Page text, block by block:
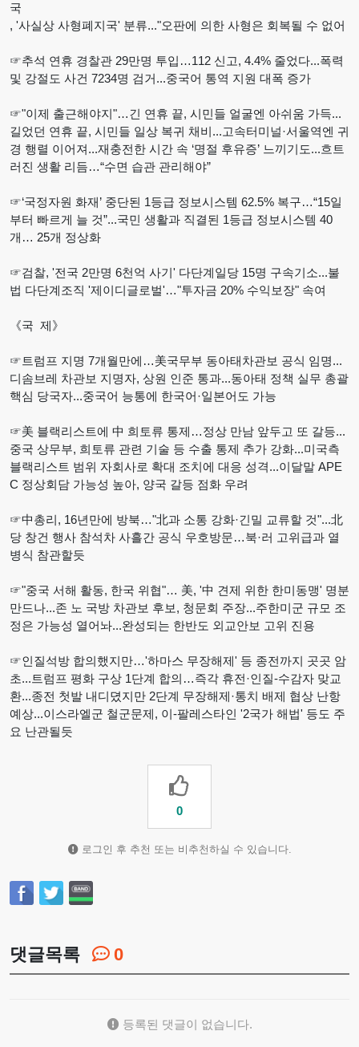
국
, '사실상 사형폐지국' 분류..."오판에 의한 사형은 회복될 수 없어
☞추석 연휴 경찰관 29만명 투입…112 신고, 4.4% 줄었다...폭력
및 강절도 사건 7234명 검거...중국어 통역 지원 대폭 증가
☞"이제 출근해야지"…긴 연휴 끝, 시민들 얼굴엔 아쉬움 가득...
길었던 연휴 끝, 시민들 일상 복귀 채비...고속터미널·서울역엔 귀
경 행렬 이어져...재충전한 시간 속 ‘명절 후유증’ 느끼기도...흐트
러진 생활 리듬…“수면 습관 관리해야”
☞‘국정자원 화재’ 중단된 1등급 정보시스템 62.5% 복구…“15일
부터 빠르게 늘 것”...국민 생활과 직결된 1등급 정보시스템 40
개… 25개 정상화
☞검찰, '전국 2만명 6천억 사기' 다단계일당 15명 구속기소...불
법 다단계조직 '제이디글로벌'…"투자금 20% 수익보장" 속여
《국 제》
☞트럼프 지명 7개월만에…美국무부 동아태차관보 공식 임명...
디솜브레 차관보 지명자, 상원 인준 통과...동아태 정책 실무 총괄
핵심 당국자...중국어 능통에 한국어·일본어도 가능
☞美 블랙리스트에 中 희토류 통제…정상 만남 앞두고 또 갈등...
중국 상무부, 희토류 관련 기술 등 수출 통제 추가 강화...미국측
블랙리스트 범위 자회사로 확대 조치에 대응 성격...이달말 APE
C 정상회담 가능성 높아, 양국 갈등 점화 우려
☞中총리, 16년만에 방북…"北과 소통 강화·긴밀 교류할 것"...北
당 창건 행사 참석차 사흘간 공식 우호방문…북·러 고위급과 열
병식 참관할듯
☞"중국 서해 활동, 한국 위협"… 美, '中 견제 위한 한미동맹' 명분
만드나...존 노 국방 차관보 후보, 청문회 주장...주한미군 규모 조
정은 가능성 열어놔...완성되는 한반도 외교안보 고위 진용
☞인질석방 합의했지만…'하마스 무장해제' 등 종전까지 곳곳 암
초...트럼프 평화 구상 1단계 합의…즉각 휴전·인질-수감자 맞교
환...종전 첫발 내디뎠지만 2단계 무장해제·통치 배제 협상 난항
예상...이스라엘군 철군문제, 이-팔레스타인 '2국가 해법' 등도 주
요 난관될듯
0
로그인 후 추천 또는 비추천하실 수 있습니다.
댓글목록 0
등록된 댓글이 없습니다.